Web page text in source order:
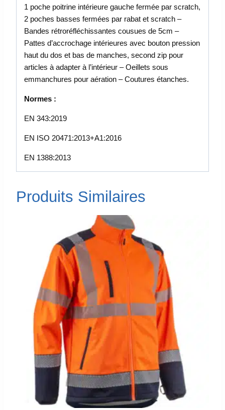
1 poche poitrine intérieure gauche fermée par scratch,
2 poches basses fermées par rabat et scratch –
Bandes rétroréfléchissantes cousues de 5cm –
Pattes d’accrochage intérieures avec bouton pression
haut du dos et bas de manches, second zip pour
articles à adapter à l’intérieur – Oeillets sous
emmanchures pour aération – Coutures étanches.
Normes :
EN 343:2019
EN ISO 20471:2013+A1:2016
EN 1388:2013
Produits Similaires